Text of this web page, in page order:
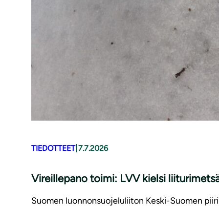
TIEDOTTEET| 7.7.2026
Vireillepano toimi: LVV kielsi
Suomen luonnonsuojeluliiton Keski-Suomen